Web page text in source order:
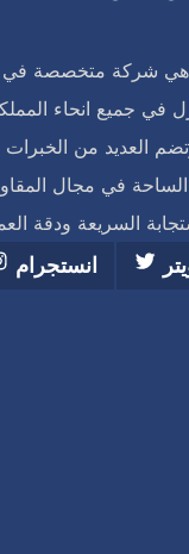
شركة متخصصة في
في جميع انحاء
عام 2004 وتضم العديد من
في مجال
السريعة ودقة
انستجرام